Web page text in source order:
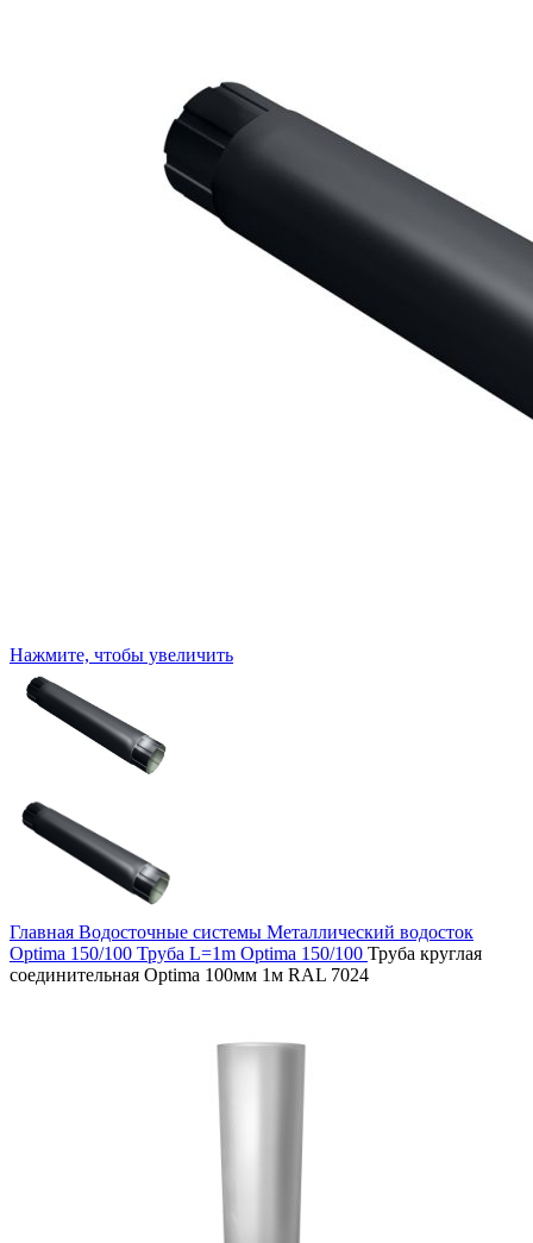
Нажмите, чтобы увеличить
Главная Водосточные системы Металлический водосток
Optima 150/100 Труба L=1m Optima 150/100 Труба круглая
соединительная Optima 100мм 1м RAL 7024